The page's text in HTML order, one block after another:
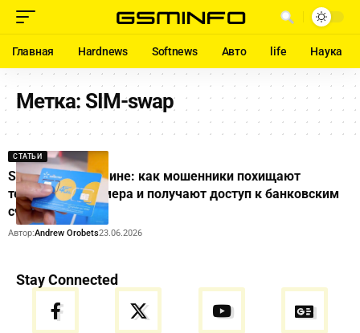
Главная Hardnews Softnews Авто life Наука
Метка: SIM-swap
СТАТЬИ
SIM-swap в Украине: как мошенники похищают
телефонные номера и получают доступ к банковским
счетам
Автор:Andrew Orobets23.06.2026
Stay Connected